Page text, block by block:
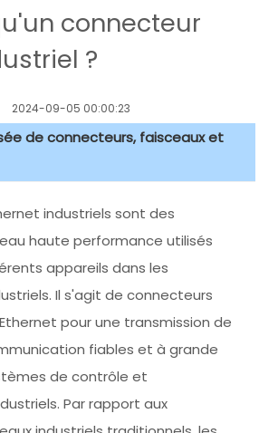
connecteur
?
2024-09-05 00:00:23
de connecteurs, faisceaux et
industriels sont des
haute performance utilisés
appareils dans les
Il s'agit de connecteurs
pour une transmission de
fiables et à grande
de contrôle et
Par rapport aux